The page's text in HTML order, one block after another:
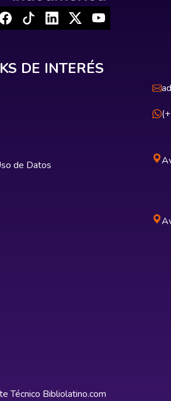
DE INTERÉS
de Datos
Técnico Bibliolatino.com